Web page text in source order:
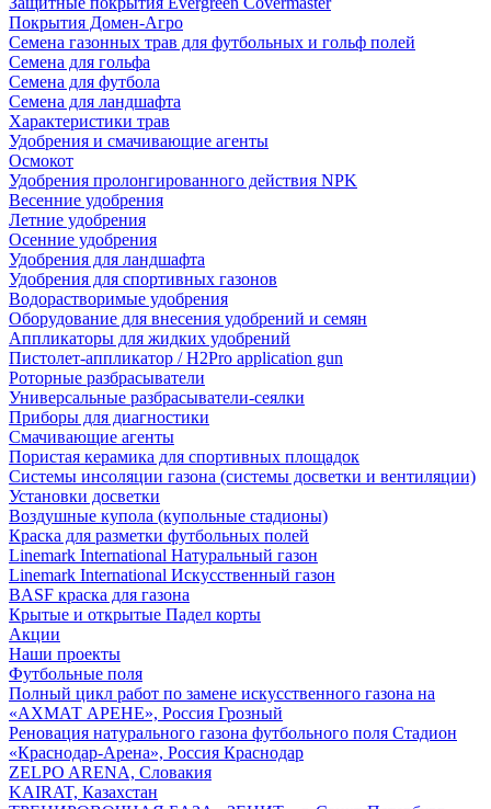
Покрытия Домен-Агро
Семена газонных трав для футбольных и гольф полей
Семена для гольфа
Семена для футбола
Семена для ландшафта
Характеристики трав
Удобрения и смачивающие агенты
Осмокот
Удобрения пролонгированного действия NPK
Весенние удобрения
Летние удобрения
Осенние удобрения
Удобрения для ландшафта
Удобрения для спортивных газонов
Водорастворимые удобрения
Оборудование для внесения удобрений и семян
Аппликаторы для жидких удобрений
Пистолет-аппликатор / H2Pro application gun
Роторные разбрасыватели
Универсальные разбрасыватели-сеялки
Приборы для диагностики
Смачивающие агенты
Пористая керамика для спортивных площадок
Системы инсоляции газона (системы досветки и вентиляции)
Установки досветки
Воздушные купола (купольные стадионы)
Краска для разметки футбольных полей
Linemark International Натуральный газон
Linemark International Искусственный газон
BASF краска для газона
Крытые и открытые Падел корты
Акции
Наши проекты
Футбольные поля
Полный цикл работ по замене искусственного газона на
«АХМАТ АРЕНЕ», Россия Грозный
Реновация натурального газона футбольного поля Стадион
«Краснодар-Арена», Россия Краснодар
ZELPO ARENA, Словакия
KAIRAT, Казахстан